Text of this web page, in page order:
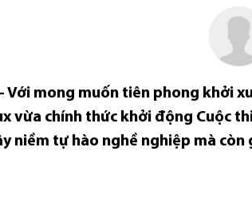
Với mong muốn tiên phong khởi
vừa chính thức khởi động Cuộc
niềm tự hào nghề nghiệp mà